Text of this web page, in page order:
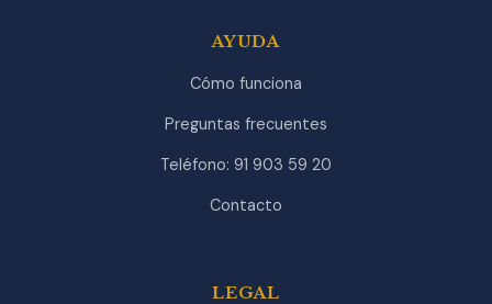
AYUDA
Cómo funciona
Preguntas frecuentes
Teléfono: 91 903 59 20
Contacto
LEGAL